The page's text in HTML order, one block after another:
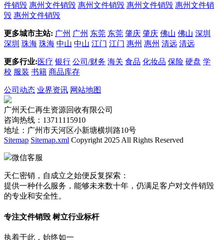
件销毁 惠州文件销毁 惠州文件销毁 惠州文件销毁 惠州文件销
毁 惠州文件销毁
更多城市主站: 广州 广州 东莞 东莞 肇庆 肇庆 佛山 佛山 深圳
深圳 珠海 珠海 中山 中山 江门 江门 惠州 惠州 清远 清远
更多行业: 医疗 银行 公司/财务 海关 食品 化妆品 保险 硬盘 学
校 服装 书籍 商品库存
公司动态 业界资讯 网站地图
广州天仁再生资源回收有限公司
咨询热线：13711115910
地址：广州市天河区小新塘横圳路10号
Sitemap Sitemap.xml Copyright 2025 All Rights Reserved
微信客服
天仁密销，自成立之始便反复探索：
提供一种什么服务，能够未来数十年，仍满足客户对文件销毁
的专业和安全性。
专注文件销毁 树立行业标杆
执着于此，始终如一